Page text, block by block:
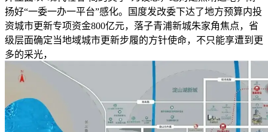
扬好“一委一办一平台”感化。国度发改委下达了地方预算内投
资城市更新专项资金800亿元，落子青浦新城朱家角焦点，省
级层面确定当地域城市更新步履的方针使命，不只能享遭到更
多的采光，